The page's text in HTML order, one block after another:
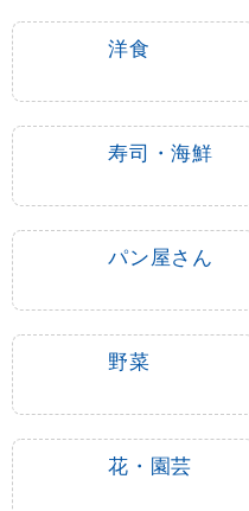
洋食
寿司・海鮮
パン屋さん
野菜
花・園芸